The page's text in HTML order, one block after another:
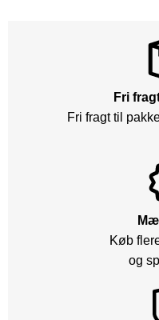
Fri
Fri fragt til
Køb
og